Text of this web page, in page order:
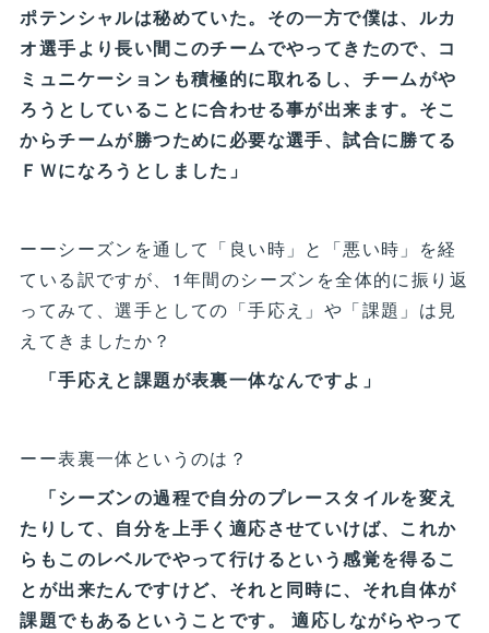
ポテンシャルは秘めていた。その一方で僕は、ルカ
オ選手より長い間このチームでやってきたので、コ
ミュニケーションも積極的に取れるし、チームがや
ろうとしていることに合わせる事が出来ます。そこ
からチームが勝つために必要な選手、試合に勝てる
ＦＷになろうとしました」
ーーシーズンを通して「良い時」と「悪い時」を経
ている訳ですが、1年間のシーズンを全体的に振り返
ってみて、選手としての「手応え」や「課題」は見
えてきましたか？
「手応えと課題が表裏一体なんですよ」
ーー表裏一体というのは？
「シーズンの過程で自分のプレースタイルを変え
たりして、自分を上手く適応させていけば、これか
らもこのレベルでやって行けるという感覚を得るこ
とが出来たんですけど、それと同時に、それ自体が
課題でもあるということです。 適応しながらやって